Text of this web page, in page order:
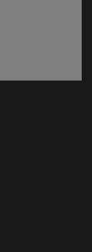
ventana)